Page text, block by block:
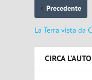
Precedente
La Terra vista da
CIRCA